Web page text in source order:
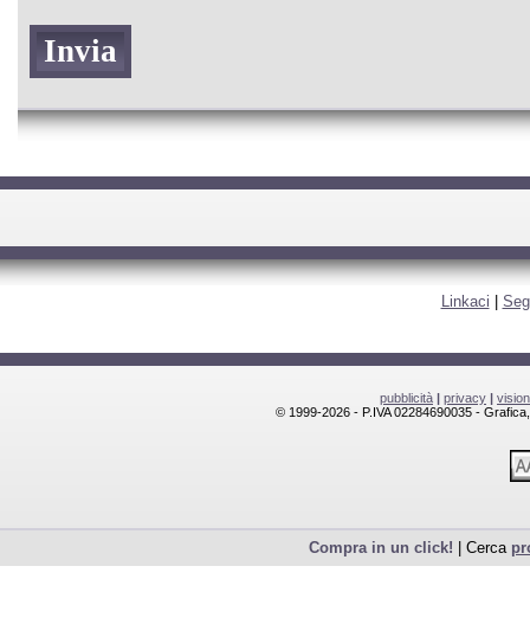
Linkaci
pubblicità | privacy |
© 1999-2026 - P.IVA 02284690035 -
Compra in un click! | Cerca